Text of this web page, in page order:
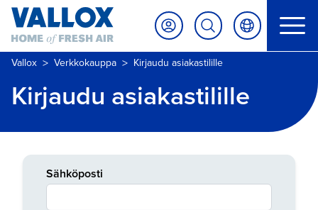
Vallox > Verkkokauppa > Kirjaudu asiakastilille
Kirjaudu asiakastilille
Sähköposti